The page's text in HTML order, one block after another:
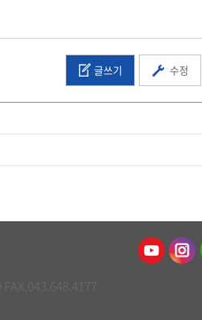
글쓰기 수정